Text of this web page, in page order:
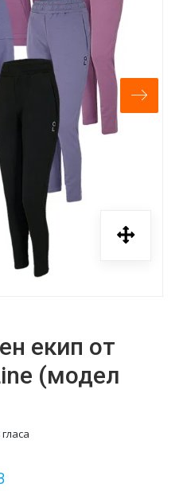
екип от
(модел
гласа